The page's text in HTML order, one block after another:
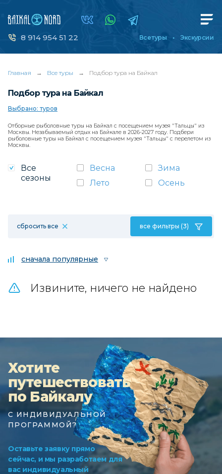
8 914 954 51 22 Все туры Экскурсии
Главная → Все туры → Подбор тура на Байкал
Подбор тура на Байкал
Выбрано: туров
Отборные рыболовные туры на Байкал с посещением музея "Тальцы" из
Москвы. Незабываемый отдых на Байкале в 2026-2027 году. Подбери
рыболовные туры на Байкал с посещением музея "Тальцы" с перелетом из
Москвы.
Все
сезоны
Весна
Зима
Лето
Осень
сбросить все все фильтры (3)
сначала популярные
Извините, ничего не найдено
Хотите
путешествовать
по Байкалу
С ИНДИВИДУАЛЬНОЙ
ПРОГРАММОЙ?
Оставьте заявку прямо
сейчас, и мы разработаем для
вас индивидуальный